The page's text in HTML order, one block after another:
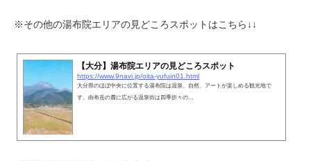
※その他の湯布院エリアの見どころスポットはこちら↓↓
【大分】湯布院エリアの見どころスポット
https://www.9navi.jp/oita-yufuin01.html
大分県のほぼ中央に位置する湯布院は温泉、自然、アートが楽しめる観光地で
す。由布岳の麓に広がる温泉街は四季折々の…